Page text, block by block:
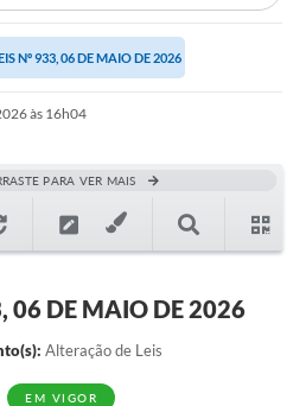
Nº 933, 06 DE MAIO DE 2026
às 16h04
PARA VER MAIS
06 DE MAIO DE 2026
Alteração de Leis
EM VIGOR